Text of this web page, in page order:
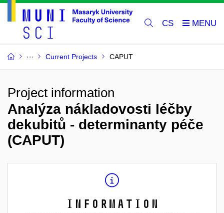
CS
Current Projects CAPUT
Project information
Analýza nákladovosti léčby
dekubitů - determinanty péče
(CAPUT)
Information